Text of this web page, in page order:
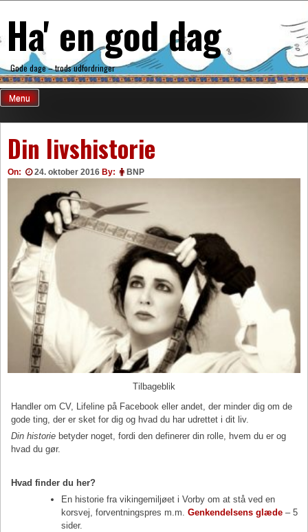
content
Ha' en god dag
Gode dage – trods udfordringer
Menu
Din livshistorie
On: 24. oktober 2016 By: BNP
Tilbageblik
Handler om CV, Lifeline på Facebook eller andet, der minder dig om de
gode ting, der er sket for dig og hvad du har udrettet i dit liv.
Din historie betyder noget, fordi den definerer din rolle, hvem du er og
hvad du gør.
Hvad finder du her?
En historie fra vikingemiljøet i Vorby om at stå ved en
korsvej, forventningspres m.m.Genkendelsens glæde – 5
sider.